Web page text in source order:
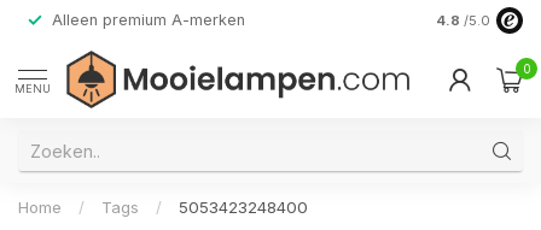
Alleen premium A-merken 4.8 /5.0
MENU
0
Home / Tags / 5053423248400